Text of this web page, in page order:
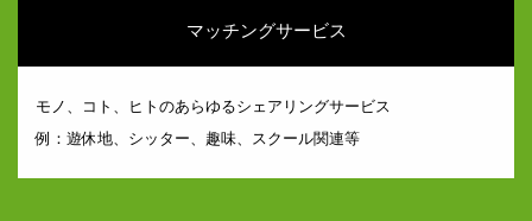
マッチングサービス
モノ、コト、ヒトのあらゆるシェアリングサービス
例：遊休地、シッター、趣味、スクール関連等